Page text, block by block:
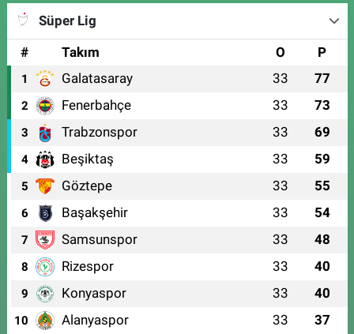
Süper Lig
#
Takım O P
1 Galatasaray 33 77
2 Fenerbahçe 33 73
3 Trabzonspor 33 69
4 Beşiktaş 33 59
5 Göztepe 33 55
6 Başakşehir 33 54
7 Samsunspor 33 48
8 Rizespor 33 40
9 Konyaspor 33 40
10 Alanyaspor 33 37